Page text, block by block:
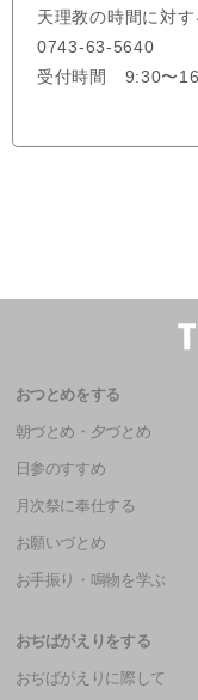
天理教の時間に対
0743-63-5640
受付時間 9:30〜
おつとめをする
朝づとめ・夕づとめ
日参のすすめ
月次祭に奉仕する
お願いづとめ
お手振り・鳴物を学ぶ
おぢばがえりをする
おぢばがえりに際して